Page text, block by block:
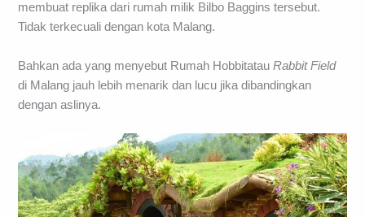
membuat replika dari rumah milik Bilbo Baggins tersebut.
Tidak terkecuali dengan kota Malang.
Bahkan ada yang menyebut Rumah HobbitatauRabbit Field
di Malang jauh lebih menarik dan lucu jika dibandingkan
dengan aslinya.